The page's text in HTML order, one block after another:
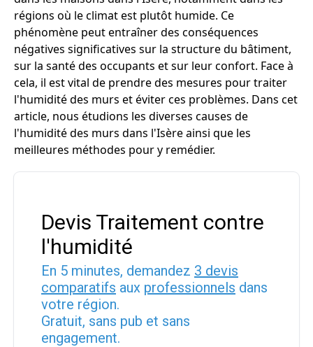
régions où le climat est plutôt humide. Ce
phénomène peut entraîner des conséquences
négatives significatives sur la structure du bâtiment,
sur la santé des occupants et sur leur confort. Face à
cela, il est vital de prendre des mesures pour traiter
l'humidité des murs et éviter ces problèmes. Dans cet
article, nous étudions les diverses causes de
l'humidité des murs dans l'Isère ainsi que les
meilleures méthodes pour y remédier.
Devis Traitement contre
l'humidité
En 5 minutes, demandez 3 devis
comparatifs aux professionnels dans
votre région.
Gratuit, sans pub et sans
engagement.